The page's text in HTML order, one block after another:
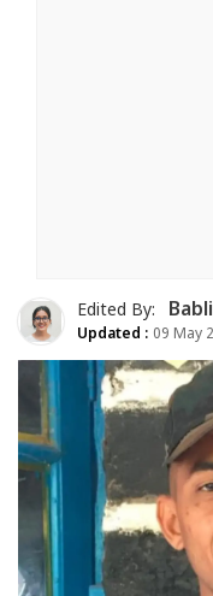
Edited By:
Updated : 09 May